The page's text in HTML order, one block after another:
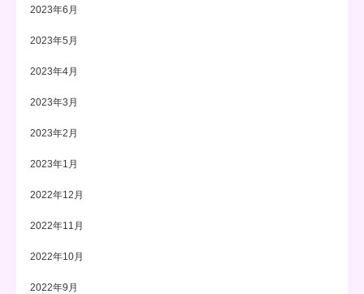
2023年6月
2023年5月
2023年4月
2023年3月
2023年2月
2023年1月
2022年12月
2022年11月
2022年10月
2022年9月